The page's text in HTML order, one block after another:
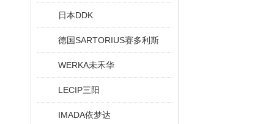
日本DDK
德国SARTORIUS赛多利斯
WERKA未禾华
LECIP三阳
IMADA依梦达